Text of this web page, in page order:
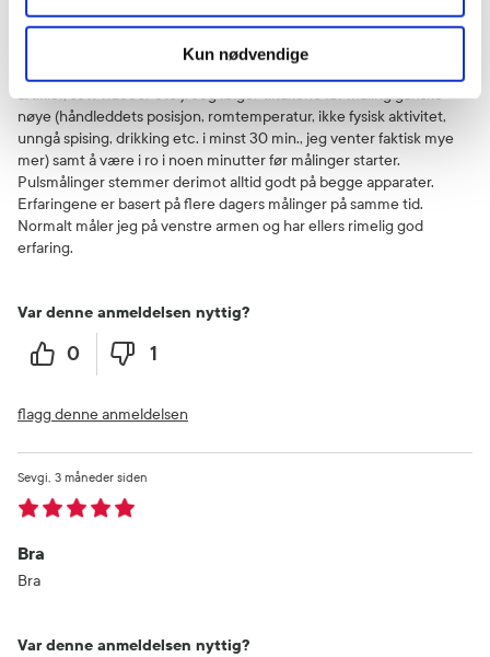
Kun nødvendige
120/70 mmHG eller lavere sammenlignet med Beurer for overarm
jeg har fra før. Ellers viser den sprikende resultater. Apparatet fester
artikler, sett videoer etc.). Jeg følger tiltakene før måling ganske
nøye (håndleddets posisjon, romtemperatur, ikke fysisk aktivitet,
unngå spising, drikking etc. i minst 30 min., jeg venter faktisk mye
mer) samt å være i ro i noen minutter før målinger starter.
Pulsmålinger stemmer derimot alltid godt på begge apparater.
Erfaringene er basert på flere dagers målinger på samme tid.
Normalt måler jeg på venstre armen og har ellers rimelig god
erfaring.
Var denne anmeldelsen nyttig?
0 1
flagg denne anmeldelsen
Bra
3 måneder siden
Sevgi
Bra
Var denne anmeldelsen nyttig?